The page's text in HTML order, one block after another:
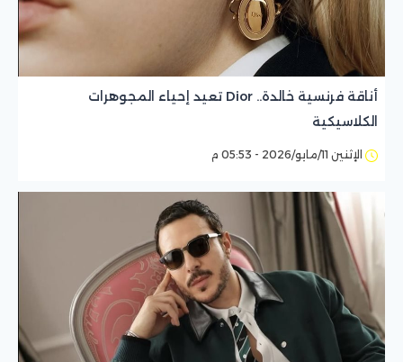
أناقة فرنسية خالدة.. Dior تعيد إحياء المجوهرات
الكلاسيكية
الإثنين 11/مايو/2026 - 05:53 م